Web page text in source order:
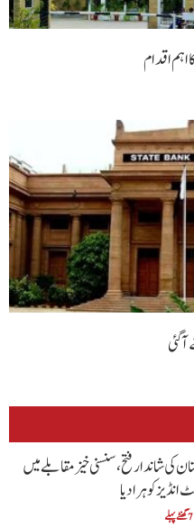
اہم اقدام
کی شاندار فتح،سنسنی خیز مقابلے میں
انڈیز کو ہرا دیا
7 گھنٹے پہلے